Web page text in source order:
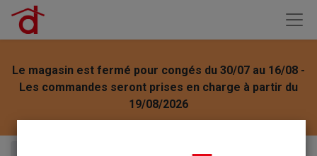
Le magasin est fermé pour congés du 30/07 au 16/08 -
Les commandes seront prises en charge à partir du
19/08/2026